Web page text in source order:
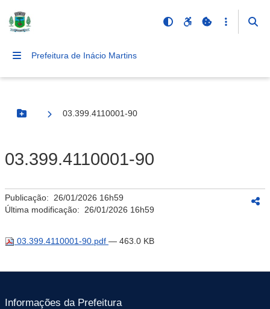
Prefeitura de Inácio Martins
Botão Menu
03.399.4110001-90
03.399.4110001-90
Publicação: 26/01/2026 16h59
Última modificação: 26/01/2026 16h59
03.399.4110001-90.pdf — 463.0 KB
Informações da Prefeitura